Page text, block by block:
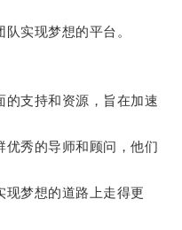
实现梦想的平台。
支持和资源，旨在加速
秀的导师和顾问，他们
梦想的道路上走得更